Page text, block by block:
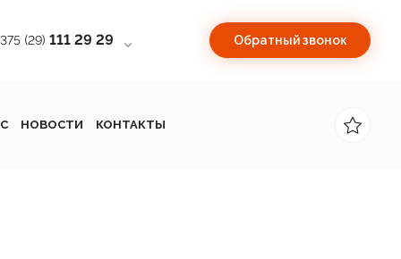
(29) 111 29 29 Обратный звонок
НОВОСТИ КОНТАКТЫ